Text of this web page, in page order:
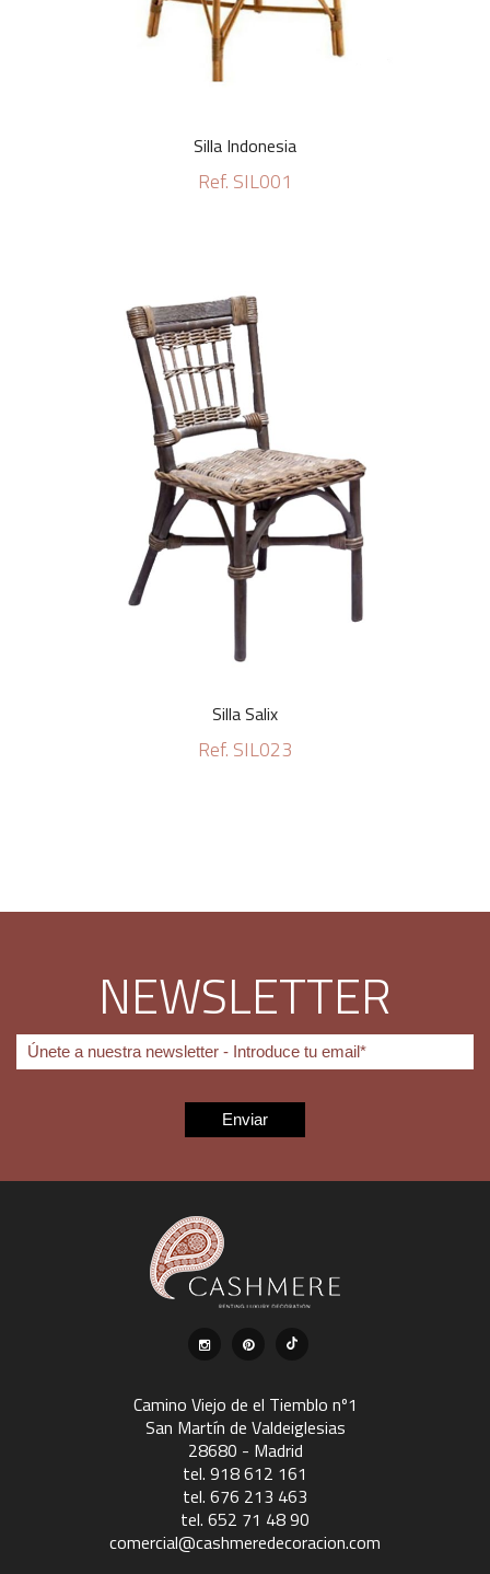
Silla Indonesia
Ref. SIL001
Silla Salix
Ref. SIL023
NEWSLETTER
Camino Viejo de el Tiemblo nº1
San Martín de Valdeiglesias
28680 - Madrid
tel. 918 612 161
tel. 676 213 463
tel. 652 71 48 90
comercial@cashmeredecoracion.com